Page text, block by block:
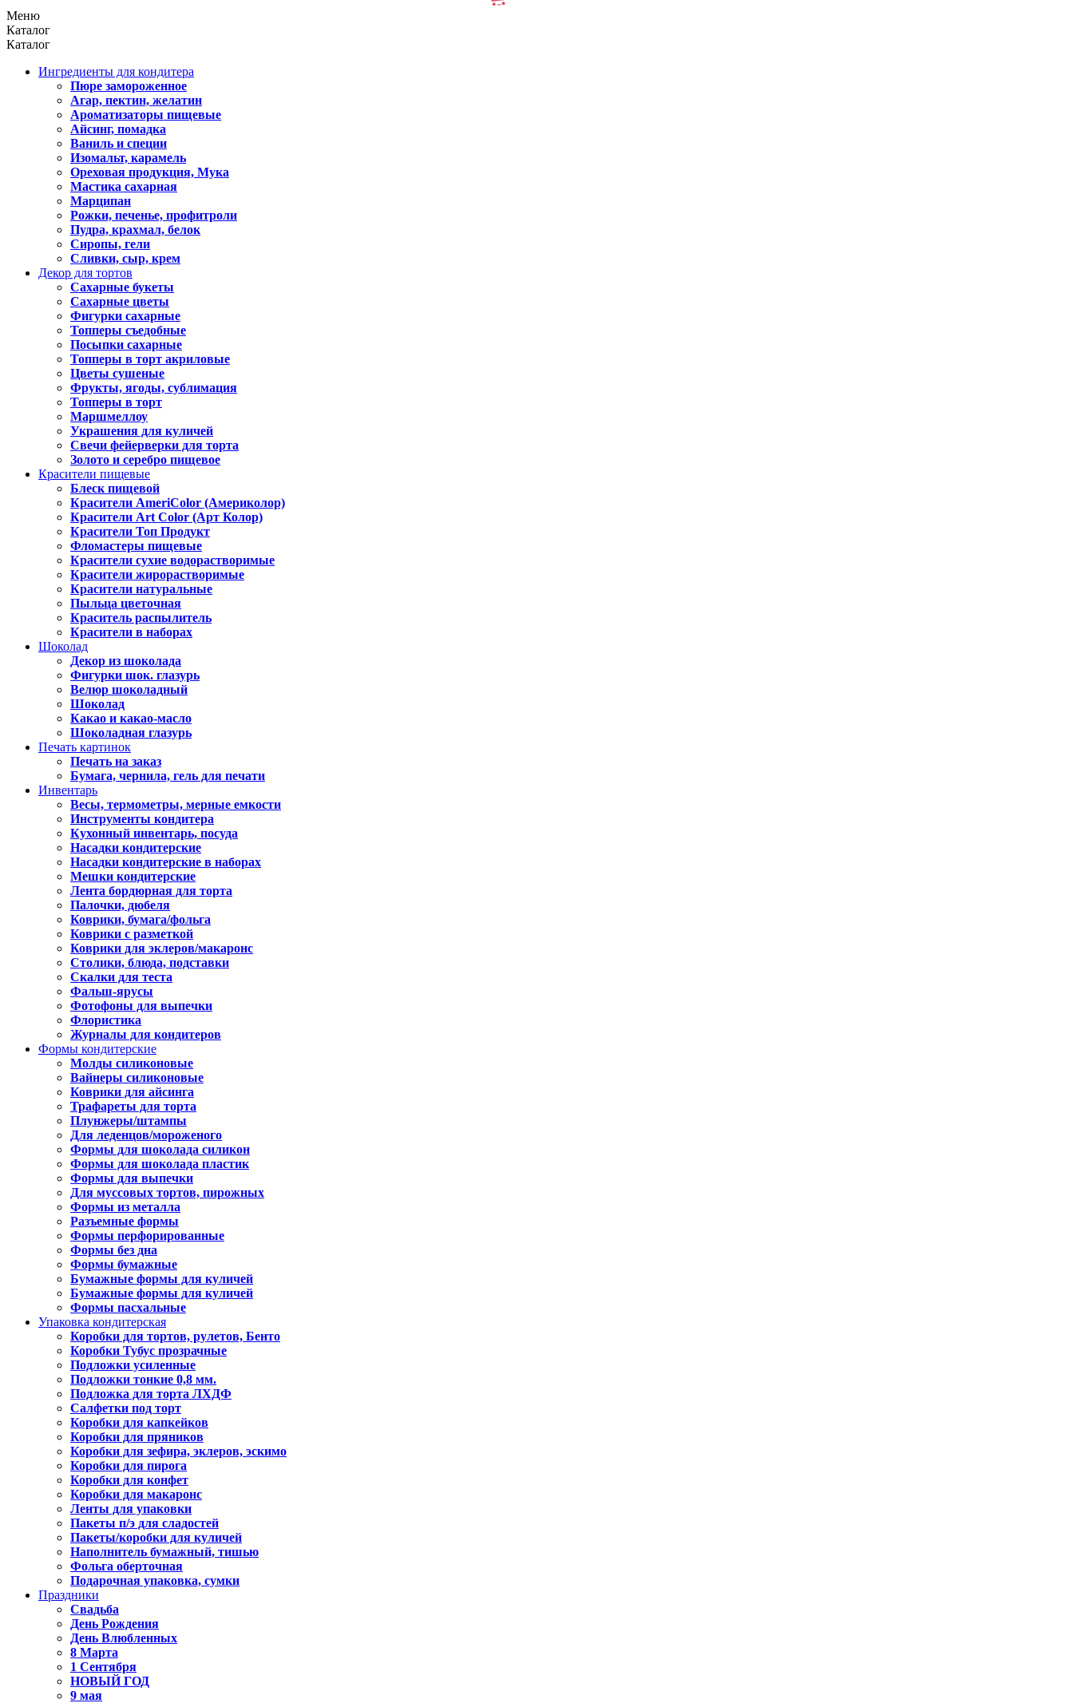
Меню
Каталог
Каталог
Ингредиенты для кондитера
Пюре замороженное
Агар, пектин, желатин
Ароматизаторы пищевые
Айсинг, помадка
Ваниль и специи
Изомальт, карамель
Ореховая продукция, Мука
Мастика сахарная
Марципан
Рожки, печенье, профитроли
Пудра, крахмал, белок
Сиропы, гели
Сливки, сыр, крем
Декор для тортов
Сахарные букеты
Сахарные цветы
Фигурки сахарные
Топперы съедобные
Посыпки сахарные
Топперы в торт акриловые
Цветы сушеные
Фрукты, ягоды, сублимация
Топперы в торт
Маршмеллоу
Украшения для куличей
Свечи фейерверки для торта
Золото и серебро пищевое
Красители пищевые
Блеск пищевой
Красители AmeriColor (Америколор)
Красители Art Color (Арт Колор)
Красители Топ Продукт
Фломастеры пищевые
Красители сухие водорастворимые
Красители жирорастворимые
Красители натуральные
Пыльца цветочная
Краситель распылитель
Красители в наборах
Шоколад
Декор из шоколада
Фигурки шок. глазурь
Велюр шоколадный
Шоколад
Какао и какао-масло
Шоколадная глазурь
Печать картинок
Печать на заказ
Бумага, чернила, гель для печати
Инвентарь
Весы, термометры, мерные емкости
Инструменты кондитера
Кухонный инвентарь, посуда
Насадки кондитерские
Насадки кондитерские в наборах
Мешки кондитерские
Лента бордюрная для торта
Палочки, дюбеля
Коврики, бумага/фольга
Коврики с разметкой
Коврики для эклеров/макаронс
Столики, блюда, подставки
Скалки для теста
Фальш-ярусы
Фотофоны для выпечки
Флористика
Журналы для кондитеров
Формы кондитерские
Молды силиконовые
Вайнеры силиконовые
Коврики для айсинга
Трафареты для торта
Плунжеры/штампы
Для леденцов/мороженого
Формы для шоколада силикон
Формы для шоколада пластик
Формы для выпечки
Для муссовых тортов, пирожных
Формы из металла
Разъемные формы
Формы перфорированные
Формы без дна
Формы бумажные
Бумажные формы для куличей
Бумажные формы для куличей
Формы пасхальные
Упаковка кондитерская
Коробки для тортов, рулетов, Бенто
Коробки Тубус прозрачные
Подложки усиленные
Подложки тонкие 0,8 мм.
Подложка для торта ЛХДФ
Салфетки под торт
Коробки для капкейков
Коробки для пряников
Коробки для зефира, эклеров, эскимо
Коробки для пирога
Коробки для конфет
Коробки для макаронс
Ленты для упаковки
Пакеты п/э для сладостей
Пакеты/коробки для куличей
Наполнитель бумажный, тишью
Фольга оберточная
Подарочная упаковка, сумки
Праздники
Свадьба
День Рождения
День Влюбленных
8 Марта
1 Сентября
НОВЫЙ ГОД
9 мая